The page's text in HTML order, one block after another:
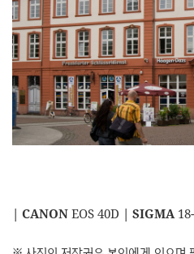
| CANON EOS 40D | SIGMA